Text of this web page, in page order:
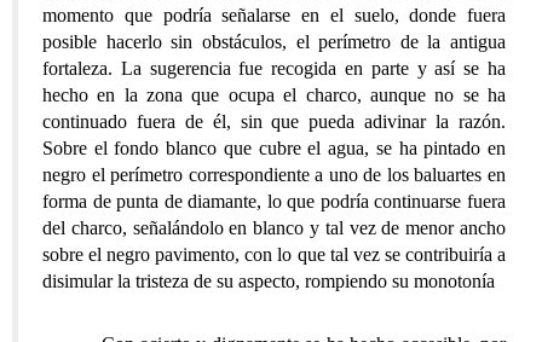
momento que podría señalarse en el suelo, donde fuera
posible hacerlo sin obstáculos, el perímetro de la antigua
fortaleza. La sugerencia fue recogida en parte y así se ha
hecho en la zona que ocupa el charco, aunque no se ha
continuado fuera de él, sin que pueda adivinar la razón.
Sobre el fondo blanco que cubre el agua, se ha pintado en
negro el perímetro correspondiente a uno de los baluartes en
forma de punta de diamante, lo que podría continuarse fuera
del charco, señalándolo en blanco y tal vez de menor ancho
sobre el negro pavimento, con lo que tal vez se contribuiría a
disimular la tristeza de su aspecto, rompiendo su monotonía